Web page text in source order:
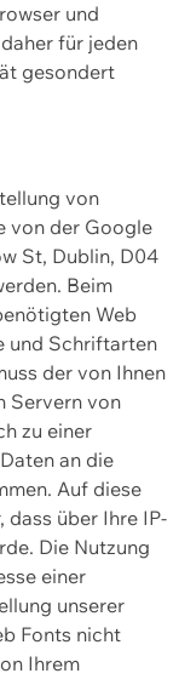
und
für jeden
gesondert
von
von der Google
St, Dublin, D04
Beim
Web
und Schriftarten
der von Ihnen
Servern von
zu einer
an die
Auf diese
dass über Ihre IP-
Die Nutzung
einer
unserer
Fonts nicht
Ihrem